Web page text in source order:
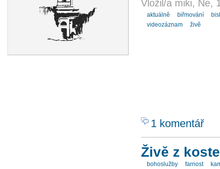
Vložil/a miki, Ne,
aktuálně biřmování
videozáznam
živě
1 komentář
Živě z
bohoslužby farnost